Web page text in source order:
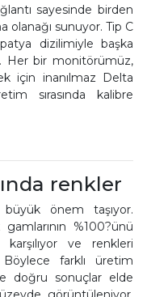
sayesinde birden
sunuyor. Tip C
dizilimiyle başka
Her bir monitörümüz,
için inanılmaz Delta
sırasında kalibre
renkler
büyük önem taşıyor.
%100?ünü
karşılıyor ve renkleri
farklı üretim
doğru sonuçlar elde